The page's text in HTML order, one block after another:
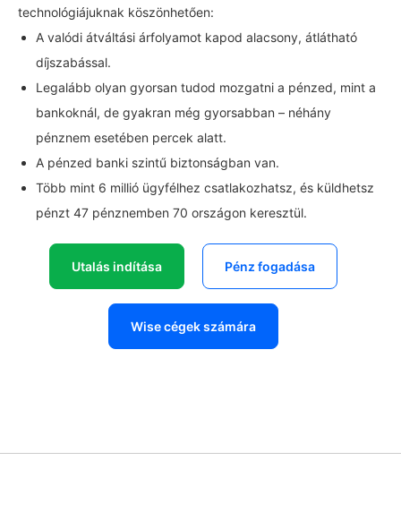
technológiájuknak köszönhetően:
A valódi átváltási árfolyamot kapod alacsony, átlátható
díjszabással.
Legalább olyan gyorsan tudod mozgatni a pénzed, mint a
bankoknál, de gyakran még gyorsabban – néhány
pénznem esetében percek alatt.
A pénzed banki szintű biztonságban van.
Több mint 6 millió ügyfélhez csatlakozhatsz, és küldhetsz
pénzt 47 pénznemben 70 országon keresztül.
Utalás indítása Pénz fogadása
Wise cégek számára